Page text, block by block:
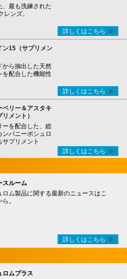
、最も洗練された
レンズ。
詳しくはこちら
ン15（サプリメン
から抽出した天然
を配合した機能性
詳しくはこちら
ベリー＆アスタキ
メント）
ーを配合した、総
ンパニーボシュロ
サプリメント
詳しくはこちら
スルーム
ロム製品に関する最新のニュースはこ
。
詳しくはこちら
ロムプラス